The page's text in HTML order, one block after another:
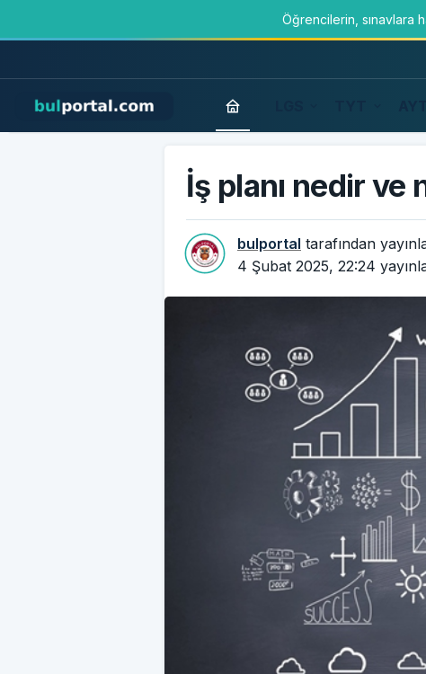
Öğrencilerin, sınavlara
İş planı nedir ve
bulportal tarafından
4 Şubat 2025, 22:24